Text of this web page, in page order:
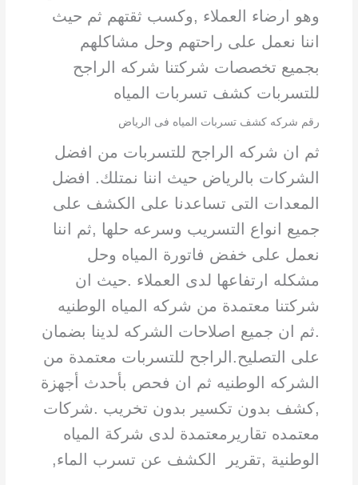
وهو ارضاء العملاء ,وكسب ثقتهم ثم حيث
اننا نعمل على راحتهم وحل مشاكلهم
بجميع تخصصات شركتنا شركه الراجح
للتسربات كشف تسربات المياه
رقم شركه كشف تسربات المياه فى الرياض
ثم ان شركه الراجح للتسربات من افضل
الشركات بالر ياض حيث اننا نمتلك. افضل
المعدات التى تساعدنا على الكشف على
جميع انواع التسريب وسرعه حلها ,ثم اننا
نعمل على خفض فاتورة المياه وحل
مشكله ارتفاعها لدى العملاء .حيث ان
شركتنا معتمدة من شركه المياه الوطنيه
.ثم ان جميع اصلاحات الشركه لدينا بضمان
على التصليح.الراجح للتسربات معتمدة من
الشركه الوطنيه ثم ان فحص بأحدث أجهزة
,كشف بدون تكسير بدون تخريب .شركات
معتمده تقاريرمعتمدة لدى شركة المياه
الوطنية ,تقرير الكشف عن تسرب الماء,